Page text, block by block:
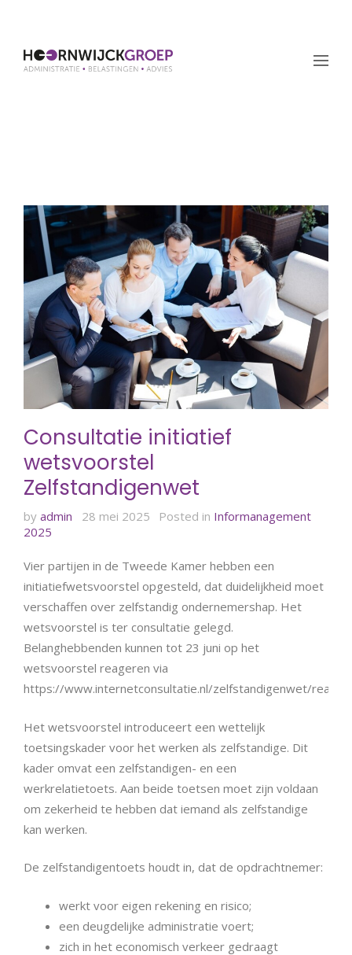
Consultatie initiatief
wetsvoorstel
Zelfstandigenwet
by admin 28 mei 2025 Posted in Informanagement
2025
Vier partijen in de Tweede Kamer hebben een
initiatiefwetsvoorstel opgesteld, dat duidelijkheid moet
verschaffen over zelfstandig ondernemershap. Het
wetsvoorstel is ter consultatie gelegd.
Belanghebbenden kunnen tot 23 juni op het
wetsvoorstel reageren via
https://www.internetconsultatie.nl/zelfstandigenwet/
Het wetsvoorstel introduceert een wettelijk
toetsingskader voor het werken als zelfstandige. Dit
kader omvat een zelfstandigen- en een
werkrelatietoets. Aan beide toetsen moet zijn voldaan
om zekerheid te hebben dat iemand als zelfstandige
kan werken.
De zelfstandigentoets houdt in, dat de opdrachtnemer:
werkt voor eigen rekening en risico;
een deugdelijke administratie voert;
zich in het economisch verkeer gedraagt